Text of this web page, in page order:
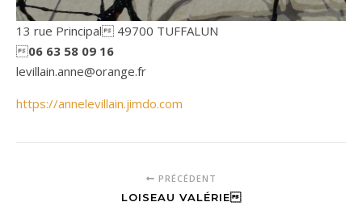
13 rue Principal 49700 TUFFALUN
06 63 58 09 16
levillain.anne@orange.fr
https://annelevillain.jimdo.com
PRÉCÉDENT
LOISEAU VALÉRIE